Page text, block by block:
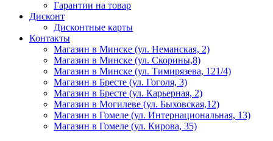
Гарантии на товар
Дисконт
Дисконтные карты
Контакты
Магазин в Минске (ул. Неманская, 2)
Магазин в Минске (ул. Скорины,8)
Магазин в Минске (ул. Тимирязева, 121/4)
Магазин в Бресте (ул. Гоголя, 3)
Магазин в Бресте (ул. Карьерная, 2)
Магазин в Могилеве (ул. Быховская,12)
Магазин в Гомеле (ул. Интернациональная, 13)
Магазин в Гомеле (ул. Кирова, 35)